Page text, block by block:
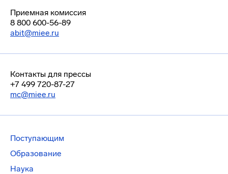
Приемная комиссия
8 800 600-56-89
abit@miee.ru
Контакты для прессы
+7 499 720-87-27
mc@miee.ru
Поступающим
Образование
Наука